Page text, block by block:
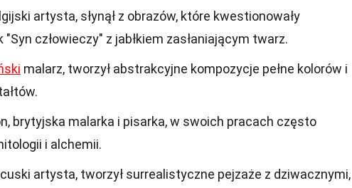
artysta, słynął z obrazów, które kwestionowały
człowieczy" z jabłkiem zasłaniającym twarz.
malarz, tworzył abstrakcyjne kompozycje pełne kolorów i
brytyjska malarka i pisarka, w swoich pracach często
i alchemii.
artysta, tworzył surrealistyczne pejzaże z dziwacznymi,